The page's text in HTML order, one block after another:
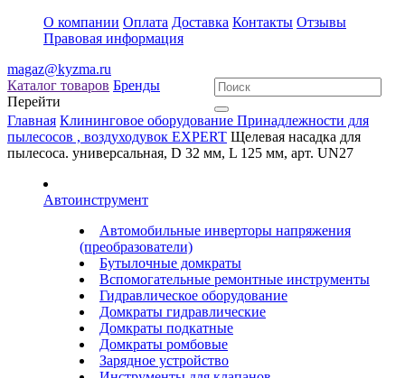
О компании Оплата Доставка Контакты Отзывы
Правовая информация
magaz@kyzma.ru
Каталог товаров Бренды
Перейти
Главная Клининговое оборудование Принадлежности для
пылесосов , воздуходувок EXPERT Щелевая насадка для
пылесоса. универсальная, D 32 мм, L 125 мм, арт. UN27
Автоинструмент
Автомобильные инверторы напряжения
(преобразователи)
Бутылочные домкраты
Вспомогательные ремонтные инструменты
Гидравлическое оборудование
Домкраты гидравлические
Домкраты подкатные
Домкраты ромбовые
Зарядное устройство